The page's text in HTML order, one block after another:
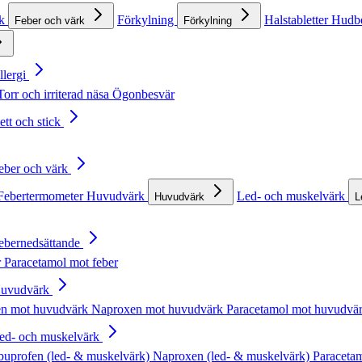
Feber och värk Förkylning Förkylning Halstabletter
och irriterad näsa Ögonbesvär
och stick
och värk
Huvudvärk Huvudvärk Led- och muskelvärk
Paracetamol mot feber
mot huvudvärk Naproxen mot huvudvärk Paracetamol mot
och muskelvärk
(led- & muskelvärk) Naproxen (led- & muskelvärk)